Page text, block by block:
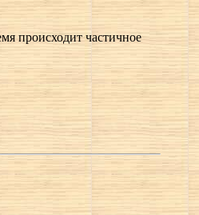
происходит частичное